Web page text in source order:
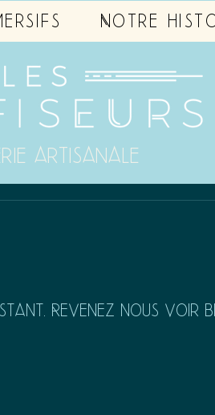
Notre
artisanale
Revenez nous voir